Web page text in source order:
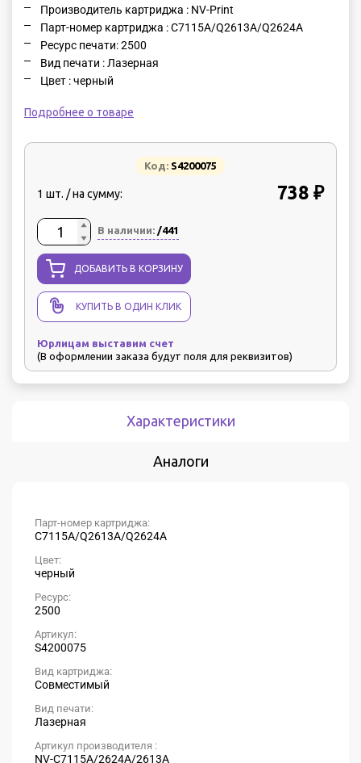
Производитель картриджа : NV-Print
Парт-номер картриджа : C7115A/Q2613A/Q2624A
Ресурс печати: 2500
Вид печати : Лазерная
Цвет : черный
Подробнее о товаре
Код: S4200075
1 шт. / на сумму: 738 ₽
В наличии: /441
ДОБАВИТЬ В КОРЗИНУ
КУПИТЬ В ОДИН КЛИК
Юрлицам выставим счет
(В оформлении заказа будут поля для реквизитов)
Характеристики
Аналоги
Парт-номер картриджа:
C7115A/Q2613A/Q2624A
Цвет:
черный
Ресурс:
2500
Артикул:
S4200075
Вид картриджа:
Совместимый
Вид печати:
Лазерная
Артикул производителя :
NV-C7115A/2624A/2613A